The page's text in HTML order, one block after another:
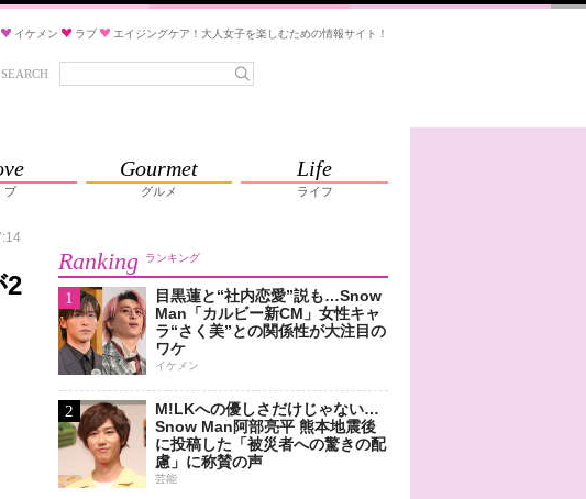
イケメン ラブ エイジングケア！大人女子を楽しむための情報サイト！
SEARCH
ブ
Gourmet
グルメ
Life
ライフ
2
Ranking ランキング
1
目黒蓮と“社内恋愛”説も…Snow
Man「カルビー新CM」女性キャ
ラ“さく美”との関係性が大注目の
ワケ
イケメン
2
M!LKへの優しさだけじゃない…
Snow Man阿部亮平 熊本地震後
に投稿した「被災者への驚きの配
慮」に称賛の声
芸能